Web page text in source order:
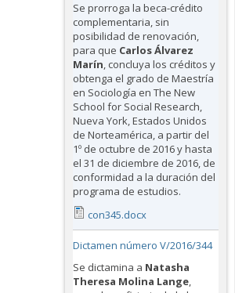
Se prorroga la beca-crédito
complementaria, sin
posibilidad de renovación,
para que Carlos Álvarez
Marín, concluya los créditos y
obtenga el grado de Maestría
en Sociología en The New
School for Social Research,
Nueva York, Estados Unidos
de Norteamérica, a partir del
1º de octubre de 2016 y hasta
el 31 de diciembre de 2016, de
conformidad a la duración del
programa de estudios.
con345.docx
Dictamen número V/2016/344
Se dictamina a Natasha
Theresa Molina Lange,